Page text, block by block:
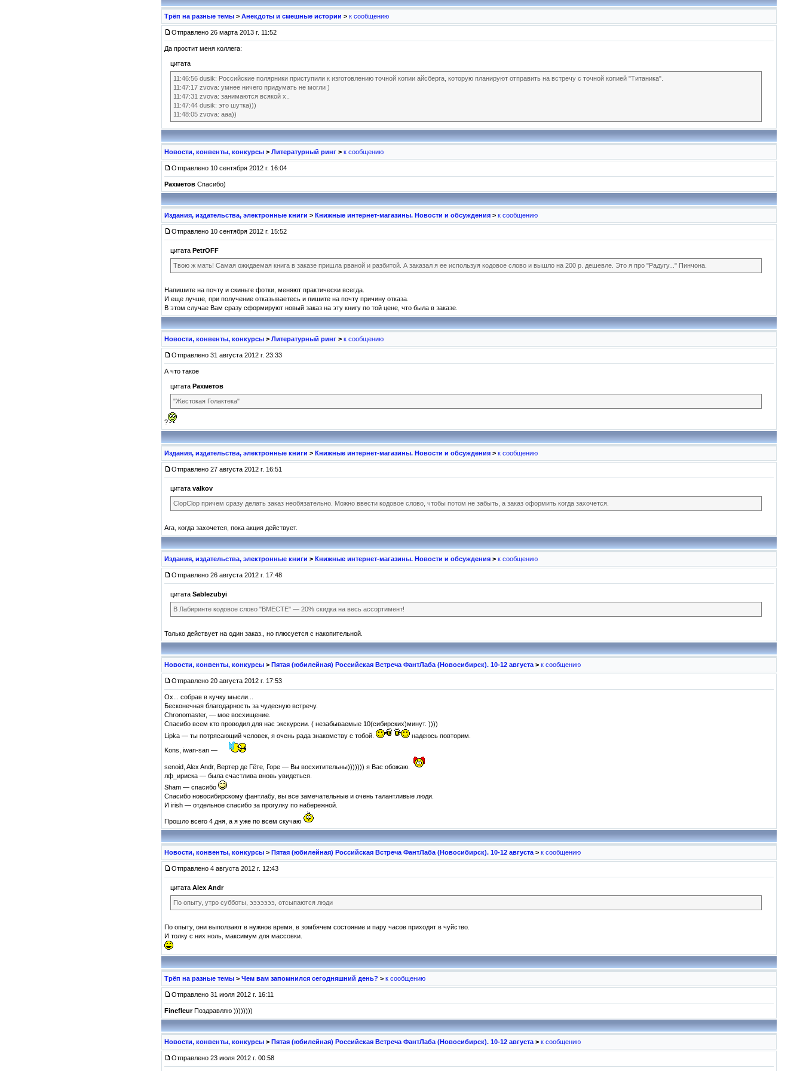
Трёп на разные темы > Анекдоты и смешные истории > к сообщению
Отправлено 26 марта 2013 г. 11:52
Да простит меня коллега:
цитата
11:46:56 dusik: Российские полярники приступили к изготовлению точной копии айсберга, которую планируют отправить на встречу с точной копией "Титаника".
11:47:17 zvova: умнее ничего придумать не могли )
11:47:31 zvova: занимаются всякой х..
11:47:44 dusik: это шутка)))
11:48:05 zvova: ааа))
Новости, конвенты, конкурсы > Литературный ринг > к сообщению
Отправлено 10 сентября 2012 г. 16:04
Рахметов Спасибо)
Издания, издательства, электронные книги > Книжные интернет-магазины. Новости и обсуждения > к сообщению
Отправлено 10 сентября 2012 г. 15:52
цитата PetrOFF
Твою ж мать! Самая ожидаемая книга в заказе пришла рваной и разбитой. А заказал я ее используя кодовое слово и вышло на 200 р. дешевле. Это я про "Радугу..." Пинчона.
Напишите на почту и скиньте фотки, меняют практически всегда.
И еще лучше, при получение отказываетесь и пишите на почту причину отказа.
В этом случае Вам сразу сформируют новый заказ на эту книгу по той цене, что была в заказе.
Новости, конвенты, конкурсы > Литературный ринг > к сообщению
Отправлено 31 августа 2012 г. 23:33
А что такое
цитата Рахметов
"Жестокая Голактека"
?
Издания, издательства, электронные книги > Книжные интернет-магазины. Новости и обсуждения > к сообщению
Отправлено 27 августа 2012 г. 16:51
цитата valkov
ClopClop причем сразу делать заказ необязательно. Можно ввести кодовое слово, чтобы потом не забыть, а заказ оформить когда захочется.
Ага, когда захочется, пока акция действует.
Издания, издательства, электронные книги > Книжные интернет-магазины. Новости и обсуждения > к сообщению
Отправлено 26 августа 2012 г. 17:48
цитата Sablezubyi
В Лабиринте кодовое слово "ВМЕСТЕ" — 20% скидка на весь ассортимент!
Только действует на один заказ., но плюсуется с накопительной.
Новости, конвенты, конкурсы > Пятая (юбилейная) Российская Встреча ФантЛаба (Новосибирск). 10-12 августа > к сообщению
Отправлено 20 августа 2012 г. 17:53
Ох... собрав в кучку мысли...
Бесконечная благодарность за чудесную встречу.
Chronomaster, — мое восхищение.
Спасибо всем кто проводил для нас экскурсии. ( незабываемые 10(сибирских)минут. ))))
Lipka — ты потрясающий человек, я очень рада знакомству с тобой.
надеюсь повторим.
Kons, iwan-san —
senoid, Alex Andr, Вертер де Гёте, Горе — Вы восхитительны))))))) я Вас обожаю.
лф_ириска — была счастлива вновь увидеться.
Sham — спасибо
Спасибо новосибирскому фантлабу, вы все замечательные и очень талантливые люди.
И irish — отдельное спасибо за прогулку по набережной.
Прошло всего 4 дня, а я уже по всем скучаю
Новости, конвенты, конкурсы > Пятая (юбилейная) Российская Встреча ФантЛаба (Новосибирск). 10-12 августа > к сообщению
Отправлено 4 августа 2012 г. 12:43
цитата Alex Andr
По опыту, утро субботы, эээээээ, отсыпаются люди
По опыту, они выползают в нужное время, в зомбячем состояние и пару часов приходят в чуйство.
И толку с них ноль, максимум для массовки.
Трёп на разные темы > Чем вам запомнился сегодняшний день? > к сообщению
Отправлено 31 июля 2012 г. 16:11
FinefleurПоздравляю ))))))))
Новости, конвенты, конкурсы > Пятая (юбилейная) Российская Встреча ФантЛаба (Новосибирск). 10-12 августа > к сообщению
Отправлено 23 июля 2012 г. 00:58